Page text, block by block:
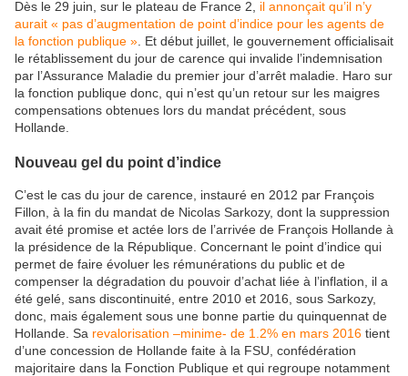
Dès le 29 juin, sur le plateau de France 2, il annonçait qu’il n’y
aurait « pas d’augmentation de point d’indice pour les agents de
la fonction publique ». Et début juillet, le gouvernement officialisait
le rétablissement du jour de carence qui invalide l’indemnisation
par l’Assurance Maladie du premier jour d’arrêt maladie. Haro sur
la fonction publique donc, qui n’est qu’un retour sur les maigres
compensations obtenues lors du mandat précédent, sous
Hollande.
Nouveau gel du point d’indice
C’est le cas du jour de carence, instauré en 2012 par François
Fillon, à la fin du mandat de Nicolas Sarkozy, dont la suppression
avait été promise et actée lors de l’arrivée de François Hollande à
la présidence de la République. Concernant le point d’indice qui
permet de faire évoluer les rémunérations du public et de
compenser la dégradation du pouvoir d’achat liée à l’inflation, il a
été gelé, sans discontinuité, entre 2010 et 2016, sous Sarkozy,
donc, mais également sous une bonne partie du quinquennat de
Hollande. Sa revalorisation –minime- de 1.2% en mars 2016 tient
d’une concession de Hollande faite à la FSU, confédération
majoritaire dans la Fonction Publique et qui regroupe notamment